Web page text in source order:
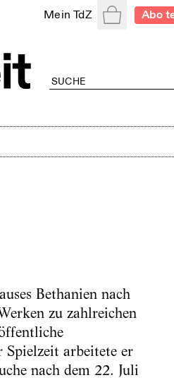
Mein TdZ Warenkorb
Abo
Bethanien nach
zu zahlreichen
Spielzeit arbeitete er
nach dem 22. Juli